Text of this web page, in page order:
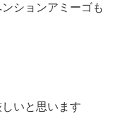
ションアミーゴも
いと思います